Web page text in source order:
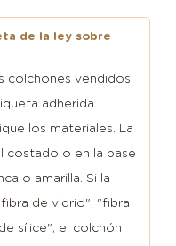
de la ley sobre
colchones vendidos
adherida
los materiales. La
costado o en la base
o amarilla. Si la
de vidrio", "fibra
sílice", el colchón